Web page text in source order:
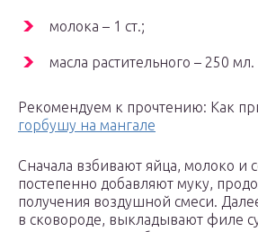
молока – 1 ст.;
масла растительного – 250 мл.
Рекомендуем к прочтению: Как
горбушу на мангале
Сначала взбивают яйца, молоко и
постепенно добавляют муку,
получения воздушной смеси.
в сковороде, выкладывают филе